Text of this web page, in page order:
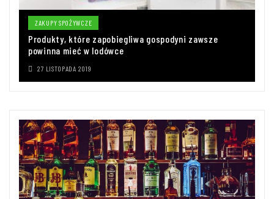
ZAKUPY SPOŻYWCZE
Produkty, które zapobiegliwa gospodyni zawsze
powinna mieć w lodówce
27 LISTOPADA 2019